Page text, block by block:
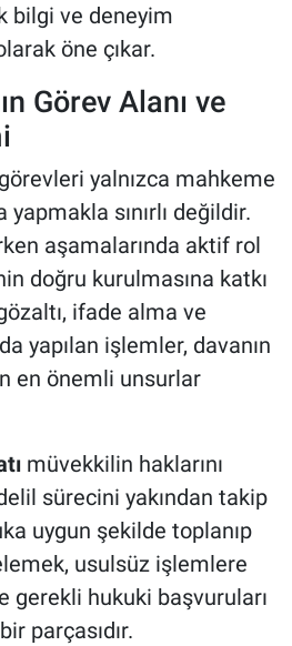
bilgi ve deneyim
öne çıkar.
Görev Alanı ve
yalnızca mahkeme
sınırlı değildir.
aşamalarında aktif rol
doğru kurulmasına katkı
ifade alma ve
yapılan işlemler, davanın
en önemli unsurlar
müvekkilin haklarını
sürecini yakından takip
uygun şekilde toplanıp
usulsüz işlemlere
gerekli hukuki başvuruları
parçasıdır.